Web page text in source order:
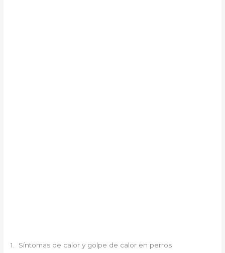
1. Síntomas de calor y golpe de calor en perros